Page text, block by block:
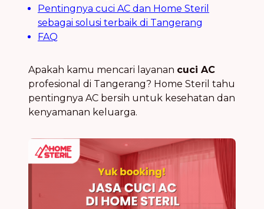
Pentingnya cuci AC dan Home Steril
sebagai solusi terbaik di Tangerang
FAQ
Apakah kamu mencari layanan cuci AC
profesional di Tangerang? Home Steril tahu
pentingnya AC bersih untuk kesehatan dan
kenyamanan keluarga.